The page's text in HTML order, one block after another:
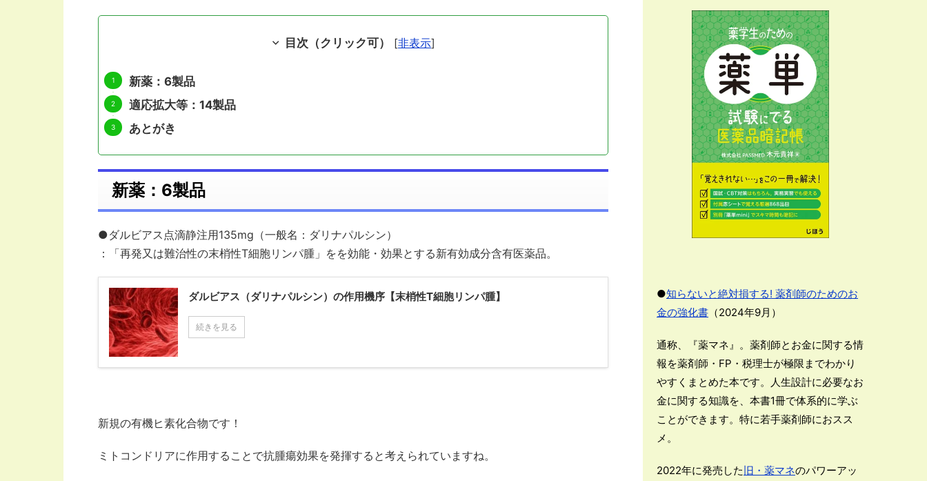
目次（クリック可） [非表示]
新薬：6製品
適応拡大等：14製品
あとがき
新薬：6製品
●ダルビアス点滴静注用135mg（一般名：ダリナパルシン）
：「再発又は難治性の末梢性T細胞リンパ腫」をを効能・効果とする新有効成分含有医薬品。
ダルビアス（ダリナパルシン）の作用機序【末梢性T細胞リンパ腫】
続きを見る
新規の有機ヒ素化合物です！
ミトコンドリアに作用することで抗腫瘍効果を発揮すると考えられていますね。
●知らないと絶対損する! 薬剤師のためのお
金の強化書 （2024年9月）
通称、『薬マネ』。薬剤師とお金に関する情
報を薬剤師・FP・税理士が極限までわかり
やすくまとめた本です。人生設計に必要なお
金に関する知識を、本書1冊で体系的に学ぶ
ことができます。特に若手薬剤師におスス
メ。
2022年に発売した旧・薬マネのパワーアッ